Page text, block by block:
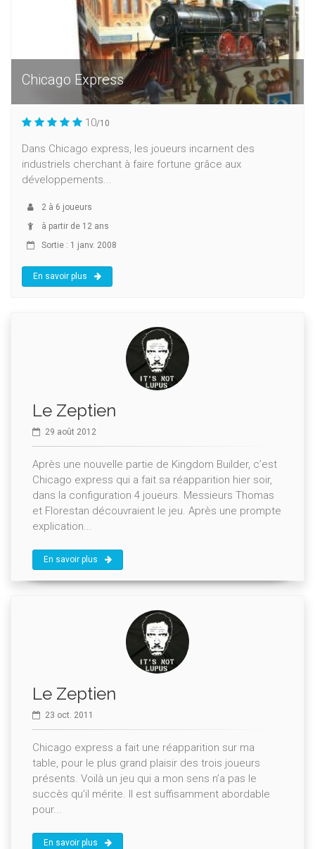
Chicago Express
10/10
Dans Chicago express, les joueurs incarnent des
industriels cherchant à faire fortune grâce aux
développements...
2 à 6 joueurs
à partir de 12 ans
Sortie : 1 janv. 2008
En savoir plus
Le Zeptien
29 août 2012
Après une nouvelle partie de Kingdom Builder, c’est
Chicago express qui a fait sa réapparition hier soir,
dans la configuration 4 joueurs. Messieurs Thomas
et Florestan découvraient le jeu. Après une prompte
explication...
En savoir plus
Le Zeptien
23 oct. 2011
Chicago express a fait une réapparition sur ma
table, pour le plus grand plaisir des trois joueurs
présents. Voilà un jeu qui a mon sens n’a pas le
succès qu’il mérite. Il est suffisamment abordable
pour...
En savoir plus